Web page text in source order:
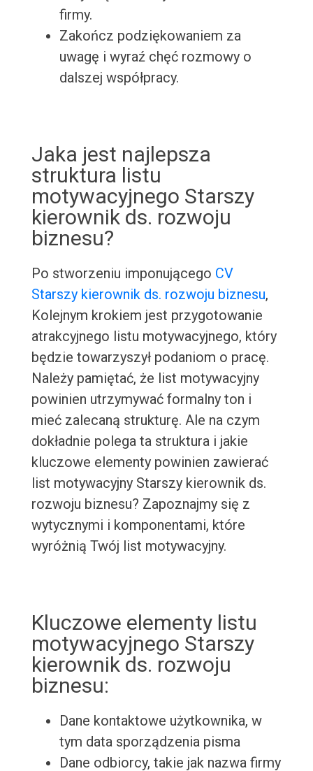
firmy.
Zakończ podziękowaniem za
uwagę i wyraź chęć rozmowy o
dalszej współpracy.
Jaka jest najlepsza
struktura listu
motywacyjnego Starszy
kierownik ds. rozwoju
biznesu?
Po stworzeniu imponującego CV
Starszy kierownik ds. rozwoju biznesu,
Kolejnym krokiem jest przygotowanie
atrakcyjnego listu motywacyjnego, który
będzie towarzyszył podaniom o pracę.
Należy pamiętać, że list motywacyjny
powinien utrzymywać formalny ton i
mieć zalecaną strukturę. Ale na czym
dokładnie polega ta struktura i jakie
kluczowe elementy powinien zawierać
list motywacyjny Starszy kierownik ds.
rozwoju biznesu? Zapoznajmy się z
wytycznymi i komponentami, które
wyróżnią Twój list motywacyjny.
Kluczowe elementy listu
motywacyjnego Starszy
kierownik ds. rozwoju
biznesu:
Dane kontaktowe użytkownika, w
tym data sporządzenia pisma
Dane odbiorcy, takie jak nazwa firmy